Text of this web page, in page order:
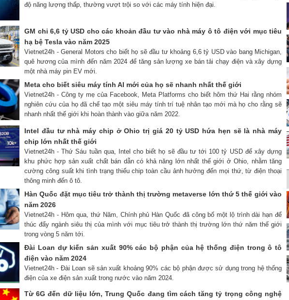
độ năng lượng thấp, thường vượt trội so với các máy tính hiện đại.
GM chi 6,6 tỷ USD cho các khoản đầu tư vào nhà máy ô tô điện với mục tiêu
hạ bệ Tesla vào năm 2025
Vietnet24h - General Motors cho biết họ sẽ đầu tư khoảng 6,6 tỷ USD vào bang Michigan,
quê hương của mình đến năm 2024 để tăng sản lượng xe bán tải chạy điện và xây dựng
một nhà máy pin EV mới.
Meta cho biết siêu máy tính AI mới của họ sẽ nhanh nhất thế giới
Vietnet24h - Công ty mẹ của Facebook, Meta Platforms cho biết hôm thứ Hai rằng nhóm
nghiên cứu của họ đã chế tạo một siêu máy tính trí tuệ nhân tạo mới mà họ cho rằng sẽ
nhanh nhất thế giới khi hoàn thành vào giữa năm 2022.
Intel đầu tư nhà máy chip ở Ohio trị giá 20 tỷ USD hứa hẹn sẽ là nhà máy
chip lớn nhất thế giới
Vietnet24h - Thứ Sáu tuần qua, Intel cho biết họ sẽ đầu tư tới 100 tỷ USD để xây dựng
khu phức hợp sản xuất chất bán dẫn có khả năng lớn nhất thế giới ở Ohio, nhằm tăng
cường công suất khi tình trạng thiếu chip toàn cầu ảnh hưởng đến mọi thứ, từ điện thoại
thông minh đến ô tô.
Hàn Quốc đặt mục tiêu trở thành thị trường metaverse lớn thứ 5 thế giới vào
năm 2026
Vietnet24h - Hôm qua, thứ Năm, Chính phủ Hàn Quốc đã công bố một lộ trình dài hạn để
thúc đẩy ngành siêu thị của mình với mục tiêu trở thành thị trường lớn thứ năm thế giới
trong vòng 5 năm tới.
Đài Loan dự kiến sản xuất 90% các bộ phận của hệ thống điện trong ô tô
điện vào năm 2024
Vietnet24h - Đài Loan sẽ sản xuất khoảng 90% các bộ phận được sử dụng trong hệ thống
điện của xe điện sản xuất trong nước vào năm 2024.
Từ 6G đến dữ liệu lớn, Trung Quốc đang tìm cách tăng tỷ trọng công nghệ